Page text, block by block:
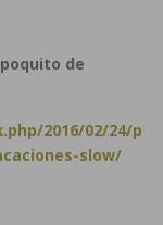
de
2016/02/24/
slow/